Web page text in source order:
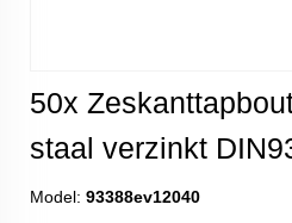
50x
staal verzinkt
Model: 93388ev12040